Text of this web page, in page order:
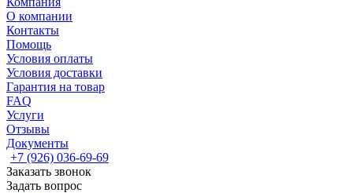
О компании
Контакты
Помощь
Условия оплаты
Условия доставки
Гарантия на товар
FAQ
Услуги
Отзывы
Документы
+7 (926) 036-69-69
Заказать звонок
Задать вопрос